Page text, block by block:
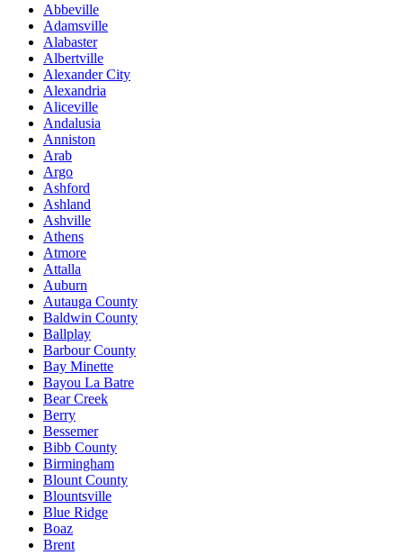
Abbeville
Adamsville
Alabaster
Albertville
Alexander City
Alexandria
Aliceville
Andalusia
Anniston
Arab
Argo
Ashford
Ashland
Ashville
Athens
Atmore
Attalla
Auburn
Autauga County
Baldwin County
Ballplay
Barbour County
Bay Minette
Bayou La Batre
Bear Creek
Berry
Bessemer
Bibb County
Birmingham
Blount County
Blountsville
Blue Ridge
Boaz
Brent